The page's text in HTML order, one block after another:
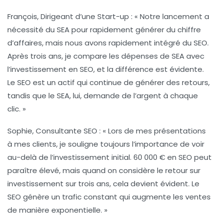
François, Dirigeant d’une Start-up : « Notre lancement a
nécessité du SEA pour rapidement générer du chiffre
d’affaires, mais nous avons rapidement intégré du SEO.
Après trois ans, je compare les dépenses de SEA avec
l’investissement en SEO, et la différence est évidente.
Le SEO est un actif qui continue de générer des retours,
tandis que le SEA, lui, demande de l’argent à chaque
clic. »
Sophie, Consultante SEO : « Lors de mes présentations
à mes clients, je souligne toujours l’importance de voir
au-delà de l’investissement initial. 60 000 € en SEO peut
paraître élevé, mais quand on considère le retour sur
investissement sur trois ans, cela devient évident. Le
SEO génère un trafic constant qui augmente les ventes
de manière exponentielle. »